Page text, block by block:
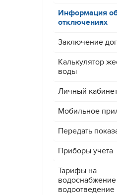
Информация
отключениях
Заключение
Калькулятор
воды
Личный кабинет
Мобильное
Передать
Приборы учета
Тарифы на
водоотведение